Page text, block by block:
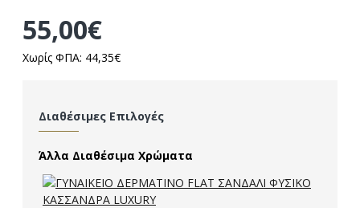
55,00€
Χωρίς ΦΠΑ: 44,35€
Διαθέσιμες Επιλογές
Άλλα Διαθέσιμα Χρώματα